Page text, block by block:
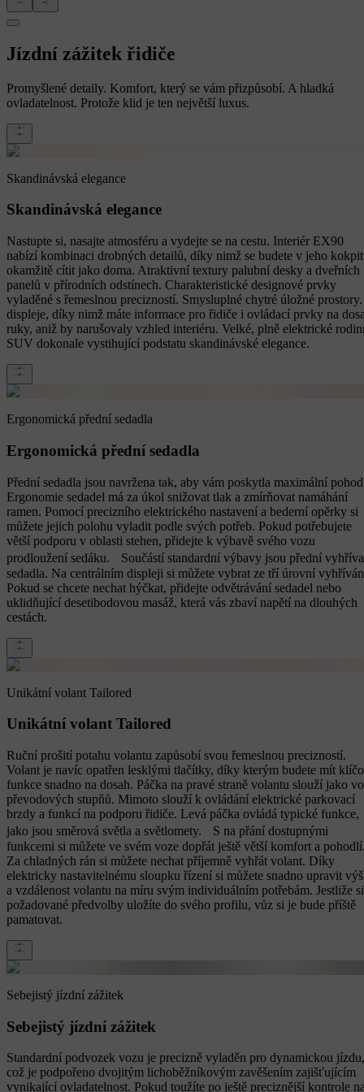
Jízdní zážitek řidiče
Promyšlené detaily. Komfort, který se vám přizpůsobí. A hladká
ovladatelnost. Protože klid je ten největší luxus.
Skandinávská elegance
Skandinávská elegance
Nastupte si, nasajte atmosféru a vydejte se na cestu. Interiér EX90
nabízí kombinaci drobných detailů, díky nimž se budete v jeho
okamžitě cítit jako doma. Atraktivní textury palubní desky a dveřních
panelů v přírodních odstínech. Charakteristické designové prvky
vyladěné s řemeslnou precizností. Smysluplné chytré úložné
displeje, díky nimž máte informace pro řidiče i ovládací prvky na
ruky, aniž by narušovaly vzhled interiéru. Velké, plně elektrické
SUV dokonale vystihující podstatu skandinávské elegance.
Ergonomická přední sedadla
Ergonomická přední sedadla
Přední sedadla jsou navržena tak, aby vám poskytla maximální
Ergonomie sedadel má za úkol snižovat tlak a zmírňovat namáhání
ramen. Pomocí precizního elektrického nastavení a bederní opěrky si
můžete jejich polohu vyladit podle svých potřeb. Pokud potřebujete
větší podporu v oblasti stehen, přidejte k výbavě svého vozu
prodloužení sedáku. Součástí standardní výbavy jsou přední
sedadla. Na centrálním displeji si můžete vybrat ze tří úrovní
Pokud se chcete nechat hýčkat, přidejte odvětrávání sedadel nebo
uklidňující desetibodovou masáž, která vás zbaví napětí na dlouhých
cestách.
Unikátní volant Tailored
Unikátní volant Tailored
Ruční prošití potahu volantu zapůsobí svou řemeslnou precizností.
Volant je navíc opatřen lesklými tlačítky, díky kterým budete mít
funkce snadno na dosah. Páčka na pravé straně volantu slouží jako
převodových stupňů. Mimoto slouží k ovládání elektrické parkovací
brzdy a funkcí na podporu řidiče. Levá páčka ovládá typické funkce,
jako jsou směrová světla a světlomety. S na přání dostupnými
funkcemi si můžete ve svém voze dopřát ještě větší komfort a pohodlí.
Za chladných rán si můžete nechat příjemně vyhřát volant. Díky
elektricky nastavitelnému sloupku řízení si můžete snadno upravit
a vzdálenost volantu na míru svým individuálním potřebám. Jestliže si
požadované předvolby uložíte do svého profilu, vůz si je bude příště
pamatovat.
Sebejistý jízdní zážitek
Sebejistý jízdní zážitek
Standardní podvozek vozu je precizně vyladěn pro dynamickou jízdu,
což je podpořeno dvojitým lichoběžníkovým zavěšením zajišťujícím
vynikající ovladatelnost. Pokud toužíte po ještě preciznější kontrole